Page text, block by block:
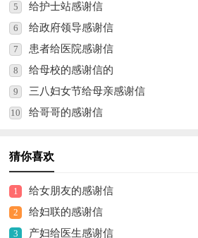
5 给护士站感谢信
6 给政府领导感谢信
7 患者给医院感谢信
8 给母校的感谢信的
9 三八妇女节给母亲感谢信
10 给哥哥的感谢信
猜你喜欢
1 给女朋友的感谢信
2 给妇联的感谢信
3 产妇给医生感谢信